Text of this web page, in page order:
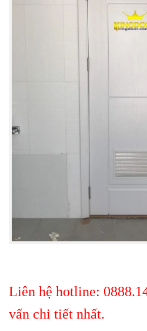
Liên hệ hotline:
vấn chi tiết nhất.